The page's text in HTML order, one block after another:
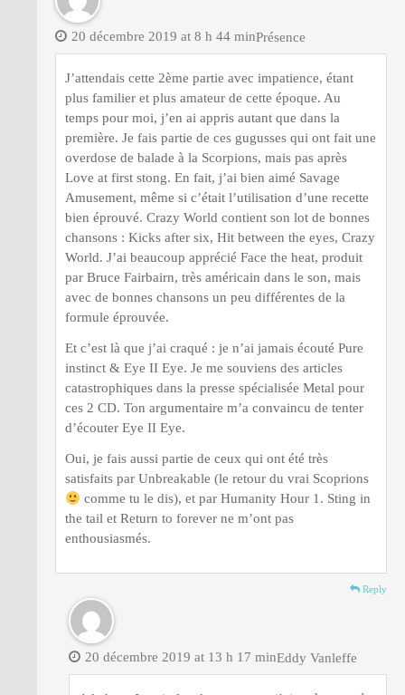
Présence
20 décembre 2019 at 8 h 44 min
J’attendais cette 2ème partie avec impatience, étant
plus familier et plus amateur de cette époque. Au
temps pour moi, j’en ai appris autant que dans la
première. Je fais partie de ces gugusses qui ont fait une
overdose de balade à la Scorpions, mais pas après
Love at first stong. En fait, j’ai bien aimé Savage
Amusement, même si c’était l’utilisation d’une recette
bien éprouvé. Crazy World contient son lot de bonnes
chansons : Kicks after six, Hit between the eyes, Crazy
World. J’ai beaucoup apprécié Face the heat, produit
par Bruce Fairbairn, très américain dans le son, mais
avec de bonnes chansons un peu différentes de la
formule éprouvée.
Et c’est là que j’ai craqué : je n’ai jamais écouté Pure
instinct & Eye II Eye. Je me souviens des articles
catastrophiques dans la presse spécialisée Metal pour
ces 2 CD. Ton argumentaire m’a convaincu de tenter
d’écouter Eye II Eye.
Oui, je fais aussi partie de ceux qui ont été très
satisfaits par Unbreakable (le retour du vrai Scoprions
comme tu le dis), et par Humanity Hour 1. Sting in
the tail et Return to forever ne m’ont pas
enthousiasmés.
Reply
Eddy Vanleffe
20 décembre 2019 at 13 h 17 min